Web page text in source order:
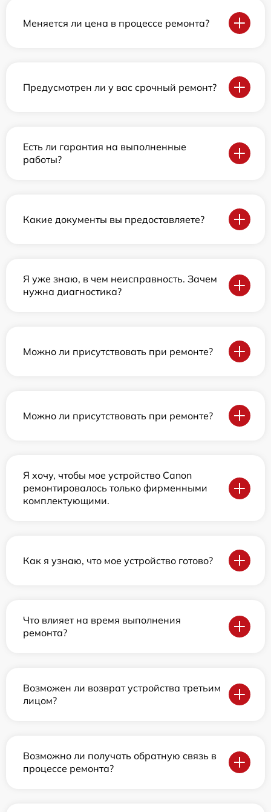
Меняется ли цена в процессе ремонта?
Предусмотрен ли у вас срочный ремонт?
Есть ли гарантия на выполненные
работы?
Какие документы вы предоставляете?
Я уже знаю, в чем неисправность. Зачем
нужна диагностика?
Можно ли присутствовать при ремонте?
Можно ли присутствовать при ремонте?
Я хочу, чтобы мое устройство Canon
ремонтировалось только фирменными
комплектующими.
Как я узнаю, что мое устройство готово?
Что влияет на время выполнения
ремонта?
Возможен ли возврат устройства третьим
лицом?
Возможно ли получать обратную связь в
процессе ремонта?